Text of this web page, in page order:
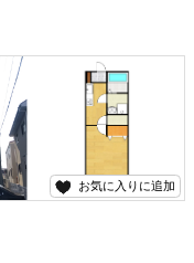
お気に入りに追加